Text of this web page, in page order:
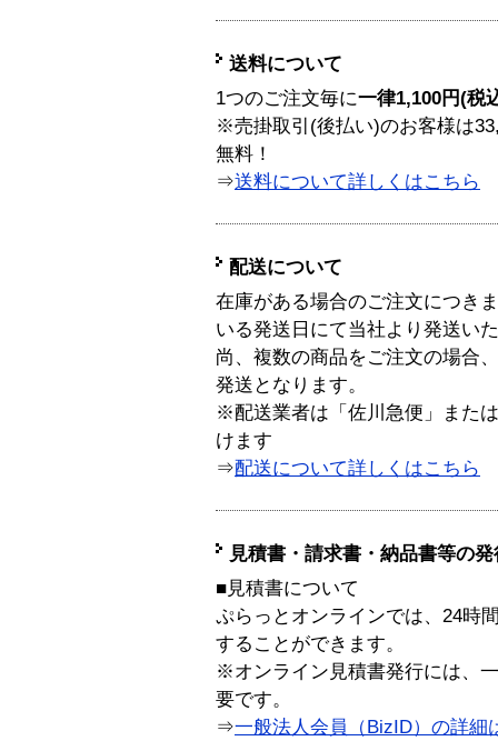
送料について
1つのご注文毎に一律1,100円(税
※売掛取引(後払い)のお客様は
無料！
⇒送料について詳しくはこちら
配送について
在庫がある場合のご注文につき
いる発送日にて当社より発送い
尚、複数の商品をご注文の場合
発送となります。
※配送業者は「佐川急便」また
けます
⇒配送について詳しくはこちら
見積書・請求書・納品書等の
■見積書について
ぷらっとオンラインでは、24時
することができます。
※オンライン見積書発行には、
要です。
⇒一般法人会員（BizID）の詳細